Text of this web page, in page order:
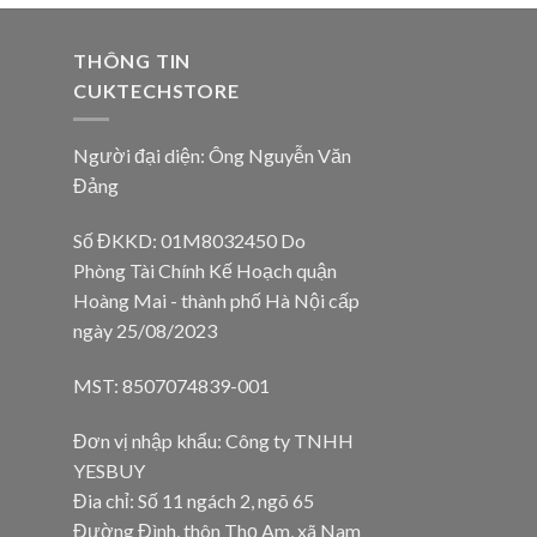
THÔNG TIN
CUKTECHSTORE
Người đại diện: Ông Nguyễn Văn
Đảng
Số ĐKKD: 01M8032450 Do
Phòng Tài Chính Kế Hoạch quận
Hoàng Mai - thành phố Hà Nội cấp
ngày 25/08/2023
MST: 8507074839-001
Đơn vị nhập khẩu: Công ty TNHH
YESBUY
Đia chỉ: Số 11 ngách 2, ngõ 65
Đường Đình, thôn Thọ Am, xã Nam